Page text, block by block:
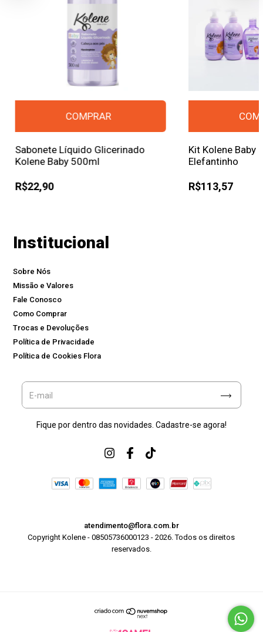
Sabonete Líquido Glicerinado
Kolene Baby 500ml
R$22,90
Kit Kolene Baby
Elefantinho
R$113,57
Institucional
Sobre Nós
Missão e Valores
Fale Conosco
Como Comprar
Trocas e Devoluções
Política de Privacidade
Política de Cookies Flora
atendimento@flora.com.br
Copyright Kolene - 08505736000123 - 2026. Todos os direitos
reservados.
Fique por dentro das novidades. Cadastre-se agora!